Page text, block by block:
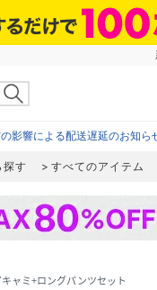
影響による配送遅延のお知ら
探す すべてのアイテム
キャミ+ロングパンツセット